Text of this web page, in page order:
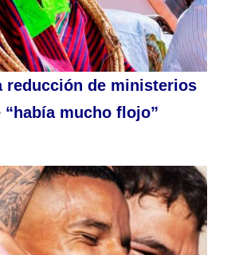
reducción de ministerios
“había mucho flojo”